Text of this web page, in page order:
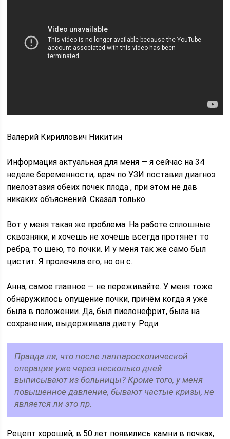
Валерий Кириллович Никитин
Информация актуальная для меня — я сейчас на 34
неделе беременности, врач по УЗИ поставил диагноз
пиелоэтазия обеих почек плода , при этом не дав
никаких объяснений. Сказал только.
Вот у меня такая же проблема. На работе сплошные
сквозняки, и хочешь не хочешь всегда протянет то
ребра, то шею, то почки. И у меня так же само был
цистит. Я пролечила его, но он с.
Анна, самое главное — не переживайте. У меня тоже
обнаружилось опущение почки, причём когда я уже
была в положении. Да, был пиелонефрит, была на
сохранении, выдерживала диету. Роди.
Правда ли, что после лаппароскопической
операции уже через несколько дней
выписывают из больницы? Кроме того, у меня
повышенное давление, бывают частые кризы, не
является ли это пр.
Рецепт хороший, в 50 лет появились камни в почках,